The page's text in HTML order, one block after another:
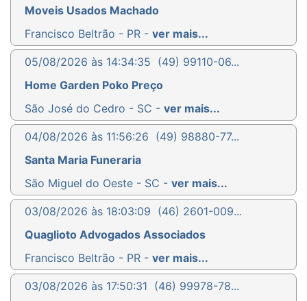
Moveis Usados Machado
Francisco Beltrão - PR - ver mais...
05/08/2026 às 14:34:35 (49) 99110-06...
Home Garden Poko Preço
São José do Cedro - SC - ver mais...
04/08/2026 às 11:56:26 (49) 98880-77...
Santa Maria Funeraria
São Miguel do Oeste - SC - ver mais...
03/08/2026 às 18:03:09 (46) 2601-009...
Quaglioto Advogados Associados
Francisco Beltrão - PR - ver mais...
03/08/2026 às 17:50:31 (46) 99978-78...